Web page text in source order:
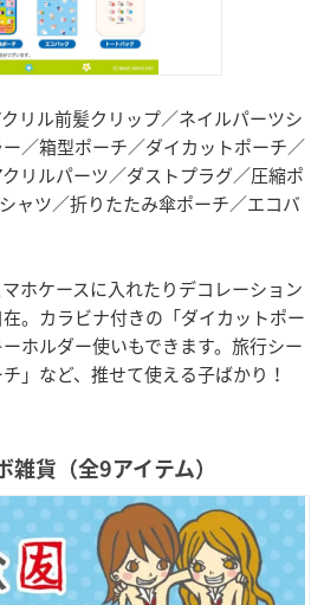
リル前髪クリップ／ネイルパーツシ
／箱型ポーチ／ダイカットポーチ／
リルパーツ／ダストプラグ／圧縮ポ
ャツ／折りたたみ傘ポーチ／エコバ
ホケースに入れたりデコレーション
。カラビナ付きの「ダイカットポー
ホルダー使いもできます。旅行シー
」など、推せて使える子ばかり！
雑貨（全9アイテム）